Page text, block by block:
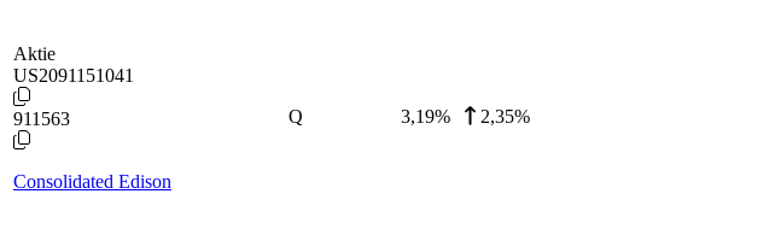
Aktie
US2091151041
911563
Consolidated Edison
Q 3,19% 2,35%